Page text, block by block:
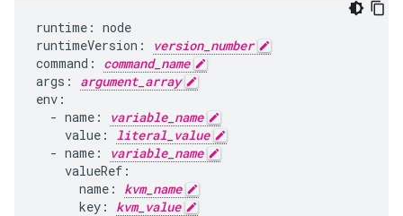
runtime : node
runtimeVersion :
version_number
command :
command_name
args :
argument_array
env :
- name :
variable_name
value :
literal_value
- name :
variable_name
valueRef :
name :
kvm_name
key : kvm_value